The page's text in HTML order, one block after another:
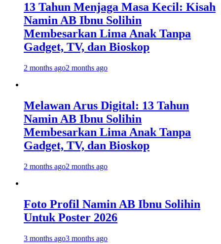
13 Tahun Menjaga Masa Kecil: Kisah
Namin AB Ibnu Solihin
Membesarkan Lima Anak Tanpa
Gadget, TV, dan Bioskop
2 months ago2 months ago
Melawan Arus Digital: 13 Tahun
Namin AB Ibnu Solihin
Membesarkan Lima Anak Tanpa
Gadget, TV, dan Bioskop
2 months ago2 months ago
Foto Profil Namin AB Ibnu Solihin
Untuk Poster 2026
3 months ago3 months ago